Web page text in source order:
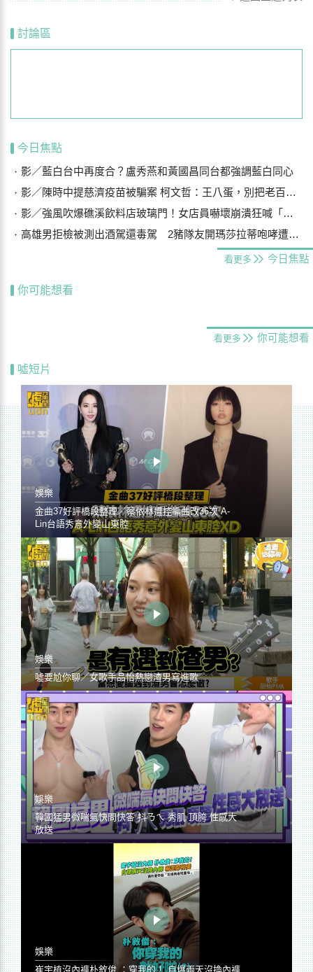
討論區
今日焦點
影／藍白台中再度合？盧秀燕和黃國昌同台都強調藍白同心
影／陳時中提慈濟疫苗被騙案 柯文哲：王八蛋，別把老百姓當白痴
影／強風吹爆礁溪飲料店玻璃門！女店員嚇壞崩潰狂喊「手機在哪？」
高雄男拒檢被測出酒駕還毒駕 2豬隊友開瑪莎拉蒂咆哮遭警壓制
看更多 今日焦點
你可能想看
看更多 你可能想看
噓短片
娛樂
金曲37好評橋段整理／蔡依林遭控編曲改36次 A-
Lin台語秀意外變山東腔
娛樂
噓要尬你聊／女歌手品怡熱戀渣男寫進歌
娛樂
韓國猛男微喘氣快問快答 抖ㄋㄟ 秀肌 頂胯 性感大
放送
娛樂
崔宇植沒內褲朴敘俊 ：穿我的！ 自爆兩天沒換內褲